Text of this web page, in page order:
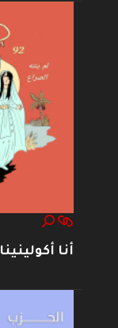
أنا أكولينينا